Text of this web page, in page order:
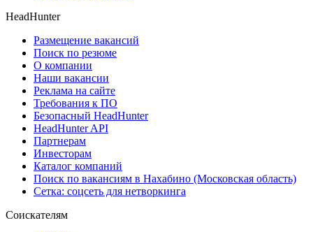
HeadHunter
Размещение вакансий
Поиск по резюме
О компании
Наши вакансии
Реклама на сайте
Требования к ПО
Безопасный HeadHunter
HeadHunter API
Партнерам
Инвесторам
Каталог компаний
Поиск по вакансиям в Нахабино (Московская область)
Сетка: соцсеть для нетворкинга
Соискателям